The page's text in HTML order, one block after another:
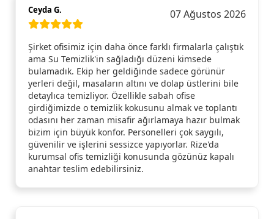
Ceyda G. 07 Ağustos 2026
Şirket ofisimiz için daha önce farklı firmalarla çalıştık
ama Su Temizlik'in sağladığı düzeni kimsede
bulamadık. Ekip her geldiğinde sadece görünür
yerleri değil, masaların altını ve dolap üstlerini bile
detaylıca temizliyor. Özellikle sabah ofise
girdiğimizde o temizlik kokusunu almak ve toplantı
odasını her zaman misafir ağırlamaya hazır bulmak
bizim için büyük konfor. Personelleri çok saygılı,
güvenilir ve işlerini sessizce yapıyorlar. Rize'da
kurumsal ofis temizliği konusunda gözünüz kapalı
anahtar teslim edebilirsiniz.